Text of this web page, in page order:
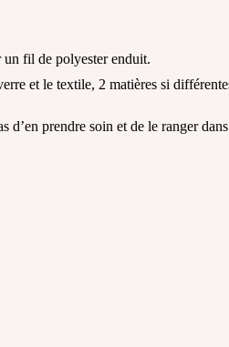
un fil de polyester enduit.
et le textile, 2 matières si
prendre soin et de le ranger